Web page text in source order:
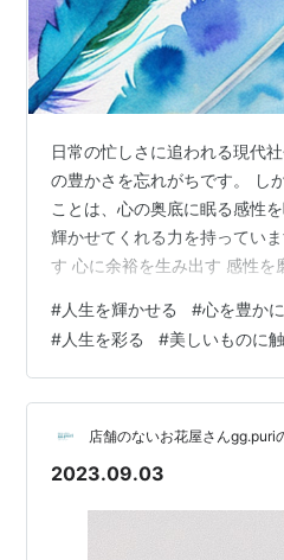
日常の忙しさに追われる現代
の豊かさを忘れがちです。 し
ことは、心の奥底に眠る感性
輝かせてくれる力を持ってい
す 心に余裕を生み出す 感性を
しさを引き出す 美しい音楽、
じて美しいものに触れること
れます。 その感動は内面の美
の魅力を高めてくれます。 心
のに触れることは、ストレス
をもたらします。 忙しい日々
#人生を輝かせる #心を豊かに
#人生を彩る #美しいものに
店舗のないお花屋さんgg.puri
2023.09.03